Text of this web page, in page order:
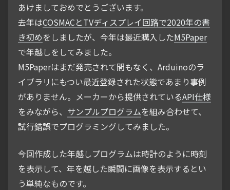
あけましておめでとうございます。
去年はCOSMACとTVディスプレイ回路で2020年の書
き初めをしましたが、今年は最近購入したM5Paper
で年越しをしてみました。
M5Paperはまだ発売されて間もなく、Arduinoのラ
イブラリにもつい最近登録された状態であまり事例
がありません。メーカーから提供されているAPI仕様
をみながら、 サンプルプログラムを組み合わせて、
試行錯誤でプログラミングしてみました。
今回作成した年越しプログラムは時計のように時刻
を表示して、年を越した瞬間に画像を表示するとい
う単純なものです。